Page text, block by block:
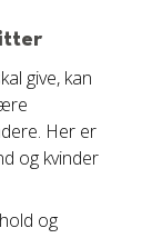
give, kan
Her er
og kvinder
og